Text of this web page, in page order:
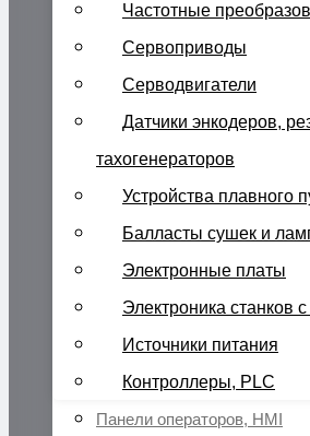
Частотные
Сервоприводы
Серводвигатели
Датчики энкодеров,
тахогенераторов
Устройства плавного
Балласты сушек и
Электронные платы
Электроника станков
Источники питания
Контроллеры, PLC
Панели операторов, HMI